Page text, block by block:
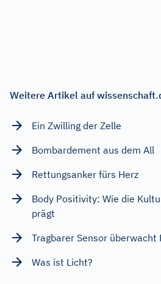
Weitere Artikel auf
Ein Zwilling der Zelle
Bombardement aus dem All
Rettungsanker fürs Herz
Body Positivity: Wie die
prägt
Tragbarer Sensor
Was ist Licht?